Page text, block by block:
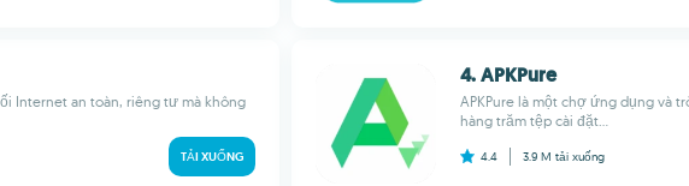
Internet an toàn, riêng tư mà không
TẢI XUỐNG
4. APKPure
APKPure là một chợ ứng dụng và
hàng trăm tệp cài đặt...
4.4 3.9 M tải xuống